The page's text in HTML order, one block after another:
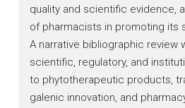
quality and scientific evidence,
of pharmacists in promoting its
A narrative bibliographic review
scientific, regulatory, and
to phytotherapeutic products,
galenic innovation, and